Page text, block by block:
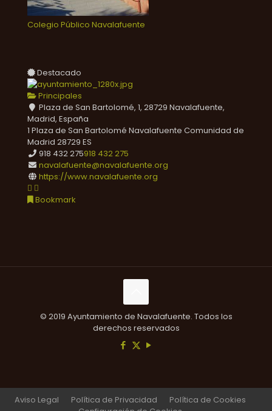
Colegio Público Navalafuente
Destacado
Principales
Plaza de San Bartolomé, 1, 28729 Navalafuente,
Madrid, España
1 Plaza de San Bartolomé Navalafuente Comunidad de
Madrid 28729 ES
918 432 275918 432 275
navalafuente@navalafuente.org
https://www.navalafuente.org
Bookmark
© 2019 Ayuntamiento de Navalafuente. Todos los
derechos reservados
Aviso Legal Política de Privacidad
Política de Cookies